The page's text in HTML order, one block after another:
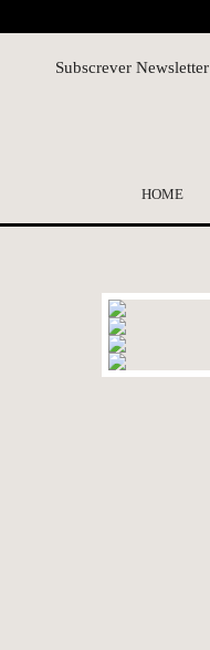
Subscrever Newsletter
HOME